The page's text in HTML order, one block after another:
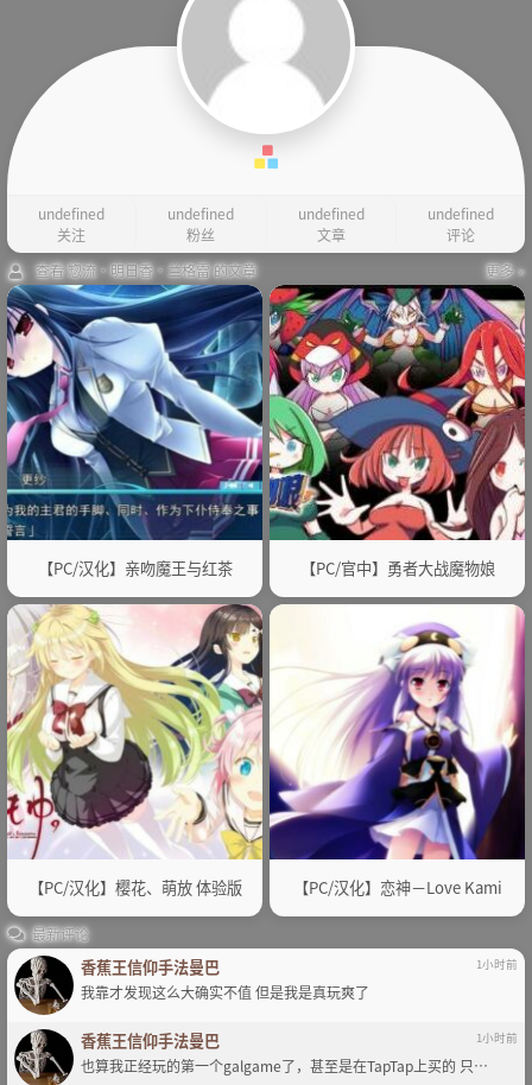
undefined
关注
undefined
粉丝
undefined
文章
undefined
评论
查看 惣流·明日香·兰格雷 的文章
更多 »
【PC/汉化】亲吻魔王与红茶 【PC/官中】勇者大战魔物娘
【PC/汉化】樱花、萌放 体验版 【PC/汉化】恋神－Love Kami
最新评论
香蕉王信仰手法曼巴 1小时前
我靠才发现这么大确实不值 但是我是真玩爽了
香蕉王信仰手法曼巴 1小时前
也算我正经玩的第一个galgame了，甚至是在TapTap上买的 只…